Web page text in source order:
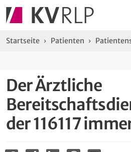
Sie sind hier:
Startseite Patienten
Der Ärztliche
der 116117